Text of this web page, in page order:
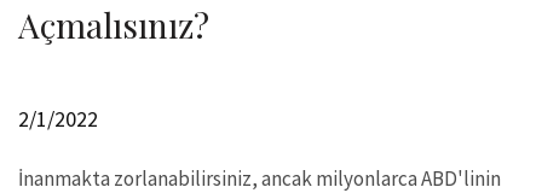
Açmalısınız?
2/1/2022
İnanmakta zorlanabilirsiniz, ancak milyonlarca ABD'linin